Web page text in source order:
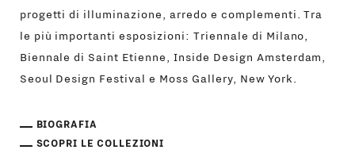
progetti di illuminazione, arredo e complementi. Tra
le più importanti esposizioni: Triennale di Milano,
Biennale di Saint Etienne, Inside Design Amsterdam,
Seoul Design Festival e Moss Gallery, New York.
BIOGRAFIA
SCOPRI LE COLLEZIONI